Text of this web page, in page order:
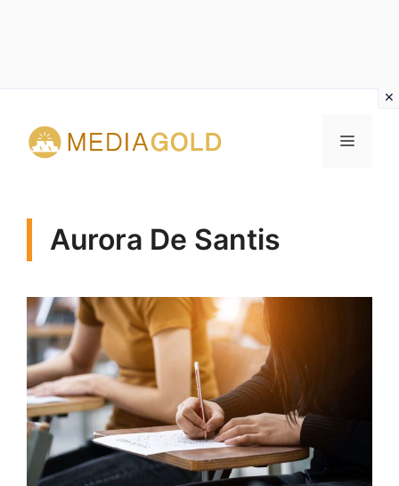
contenuto
MENU
Aurora De Santis